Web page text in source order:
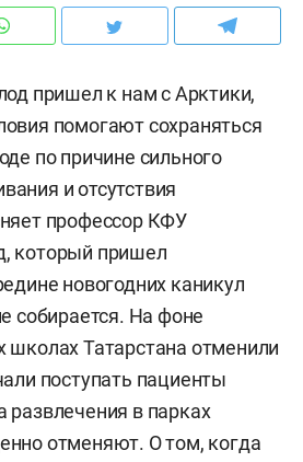
пришел к нам с Арктики,
помогают сохраняться
по причине сильного
и отсутствия
профессор КФУ
который пришел
новогодних каникул
собирается. На фоне
школах Татарстана отменили
поступать пациенты
в парках
отменяют. О том, когда